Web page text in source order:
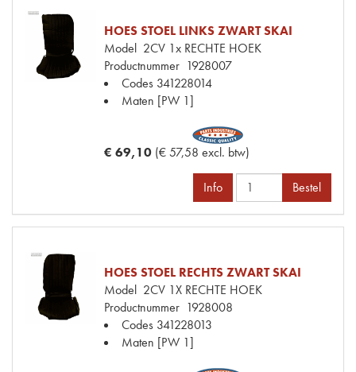
HOES STOEL LINKS ZWART SKAI
Model 2CV 1x RECHTE HOEK
Productnummer 1928007
Codes 341228014
Maten [PW 1]
€ 69,10 (€ 57,58 excl. btw)
Info Bestel
HOES STOEL RECHTS ZWART SKAI
Model 2CV 1X RECHTE HOEK
Productnummer 1928008
Codes 341228013
Maten [PW 1]